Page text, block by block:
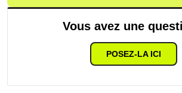
Vous avez une
POSEZ-LA ICI